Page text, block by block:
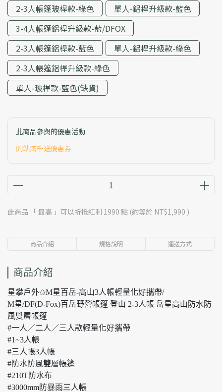
2-3人帳篷玻桿款-綠色
單人-鋁桿升級款-藍色
3-4人帳篷鋁桿升級款-藍/DFOX
2-3人帳篷鋁桿款-藍色
單人-鋁桿升級款-綠色
2-3人帳篷鋁桿升級款-綠色
單人-玻桿款-藍色(缺貨)
此商品參與的優惠活動
開站滿千送優惠券
此商品 「 最高 」可以折抵紅利 1990 點 (約等於 NT$1,990 )
商品介紹 規格說明 運送方式
商品介紹
星攀戶外✩M星百岳-高山3人帳輕量化好攜帶/
M星/DF(D-Fox)百岳野營帳篷 登山 2-3人帳 岳星高山防水防
風雙層帳篷
#一人／二人／三人款輕量化好攜帶
#1~3人帳
#三人帳3人帳
#防水防風雙層帳篷
#210T防水布
#3000mm防暴雨三人帳